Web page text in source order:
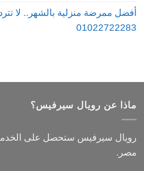
أفضل ممرضة منزلية بالشهر.. لا
01022722283
ماذا عن رويال سيرفيس؟
رويال سيرفيس ستحصل على
مصر.